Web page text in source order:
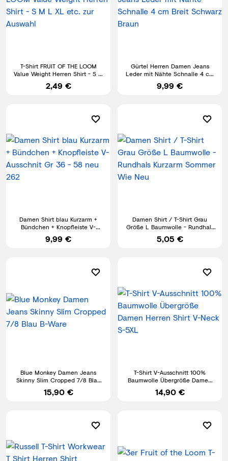
T-Shirt FRUIT OF THE LOOM
Value Weight Herren Shirt - S M
L XL etc. zur Auswahl
2,49 €
Gürtel Herren Damen Jeans
Leder mit Nähte Schnalle 4 cm
Breit Schwarz Braun
9,99 €
Damen Shirt blau Kurzarm +
Bündchen + Knopfleiste V-
Ausschnit Gr 36 - 58 neu 262
9,99 €
Damen Shirt / T-Shirt Grau
Größe L Baumwolle - Rundhals
Kurzarm Sommer Wie Neu
5,05 €
Blue Monkey Damen Jeans
Skinny Slim Cropped 7/8 Blau
B-Ware
15,90 €
T-Shirt V-Ausschnitt 100%
Baumwolle Übergröße Damen
Herren Shirt V-Neck S-5XL
14,90 €